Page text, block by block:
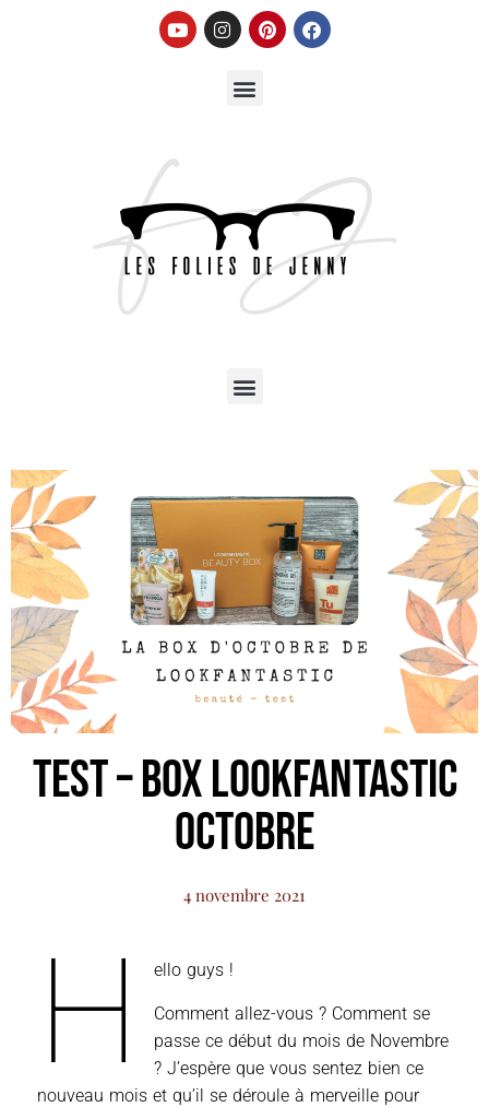
TEST – Box Lookfantastic
Octobre
4 novembre 2021
H ello guys !
Comment allez-vous ? Comment se
passe ce début du mois de Novembre
? J’espère que vous sentez bien ce
nouveau mois et qu’il se déroule à merveille pour